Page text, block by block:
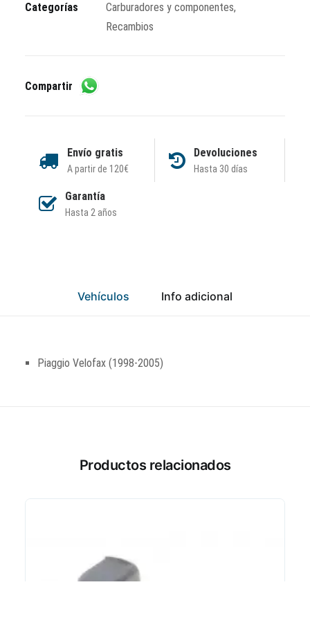
Categorías
Carburadores y componentes,
Recambios
Compartir
Envío gratis
A partir de 120€
Devoluciones
Hasta 30 días
Garantía
Hasta 2 años
Vehículos Info adicional
Piaggio Velofax (1998-2005)
Productos relacionados